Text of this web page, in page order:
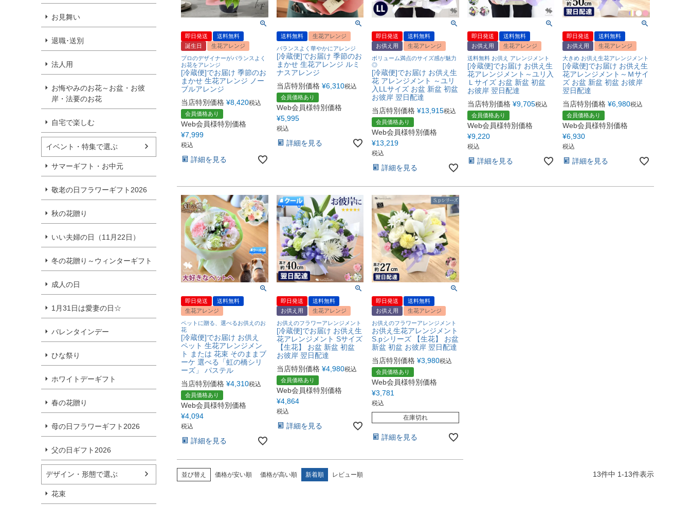
お見舞い
退職･送別
法人用
お悔やみのお花～お盆・お彼
岸・法要のお花
自宅で楽しむ
イベント・特集で選ぶ
サマーギフト・お中元
敬老の日フラワーギフト2026
秋の花贈り
いい夫婦の日（11月22日）
冬の花贈り～ウィンターギフト
成人の日
1月31日は愛妻の日☆
バレンタインデー
ひな祭り
ホワイトデーギフト
春の花贈り
母の日フラワーギフト2026
父の日ギフト2026
デザイン・形態で選ぶ
花束
即日発送
送料無料
誕生日
生花アレンジ
プロのデザイナーがバランスよく
お花をアレンジ
[冷蔵便]でお届け 季節のお
まかせ 生花アレンジ ノー
ブルアレンジ
当店特別価格 ¥8,420税込
会員価格あり
Web会員様特別価格
¥7,999
税込
詳細を見る
送料無料
生花アレンジ
バランスよく華やかにアレンジ
[冷蔵便]でお届け 季節のお
まかせ 生花アレンジ ルミ
ナスアレンジ
当店特別価格 ¥6,310税込
会員価格あり
Web会員様特別価格
¥5,995
税込
詳細を見る
即日発送
送料無料
お供え用
生花アレンジ
ボリューム満点のサイズ感が魅力
◎
[冷蔵便]でお届け お供え生
花 アレンジメント ～ユリ
入LLサイズ お盆 新盆 初盆
お彼岸 翌日配達
当店特別価格 ¥13,915税込
会員価格あり
Web会員様特別価格
¥13,219
税込
詳細を見る
即日発送
送料無料
お供え用
生花アレンジ
送料無料 お供え アレンジメント
[冷蔵便]でお届け お供え生
花アレンジメント～ユリ入
Ｌサイズ お盆 新盆 初盆
お彼岸 翌日配達
当店特別価格 ¥9,705税込
会員価格あり
Web会員様特別価格
¥9,220
税込
詳細を見る
即日発送
送料無料
お供え用
生花アレンジ
大きめ お供え生花アレンジメント
[冷蔵便]でお届け お供え生
花アレンジメント～Ｍサイ
ズ お盆 新盆 初盆 お彼岸
翌日配達
当店特別価格 ¥6,980税込
会員価格あり
Web会員様特別価格
¥6,930
税込
詳細を見る
即日発送
送料無料
生花アレンジ
ペットに贈る、選べるお供えのお
花
[冷蔵便]でお届け お供え
ペット 生花アレンジメン
ト または 花束 そのままブ
ーケ 選べる「虹の橋シリ
ーズ」 パステル
当店特別価格 ¥4,310税込
会員価格あり
Web会員様特別価格
¥4,094
税込
詳細を見る
即日発送
送料無料
お供え用
生花アレンジ
お供えのフラワーアレンジメント
[冷蔵便]でお届け お供え生
花アレンジメント Sサイズ
【生花】 お盆 新盆 初盆
お彼岸 翌日配達
当店特別価格 ¥4,980税込
会員価格あり
Web会員様特別価格
¥4,864
税込
詳細を見る
即日発送
送料無料
お供え用
生花アレンジ
お供えのフラワーアレンジメント
お供え生花アレンジメント
S.pシリーズ 【生花】 お盆
新盆 初盆 お彼岸 翌日配達
当店特別価格 ¥3,980税込
会員価格あり
Web会員様特別価格
¥3,781
税込
在庫切れ
詳細を見る
並び替え 価格が安い順 価格が高い順 新着順 レビュー順 13件中 1-13件表示